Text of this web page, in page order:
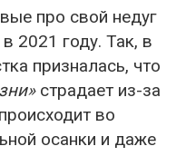
про свой недуг
2021 году. Так, в
призналась, что
страдает из-за
во
осанки и даже